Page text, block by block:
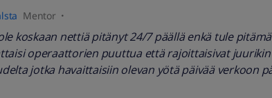
Mentor
koskaan nettiä pitänyt 24/7 päällä enkä tule
operaattorien puuttua että rajoittaisivat
jotka havaittaisiin olevan yötä päivää verkoon